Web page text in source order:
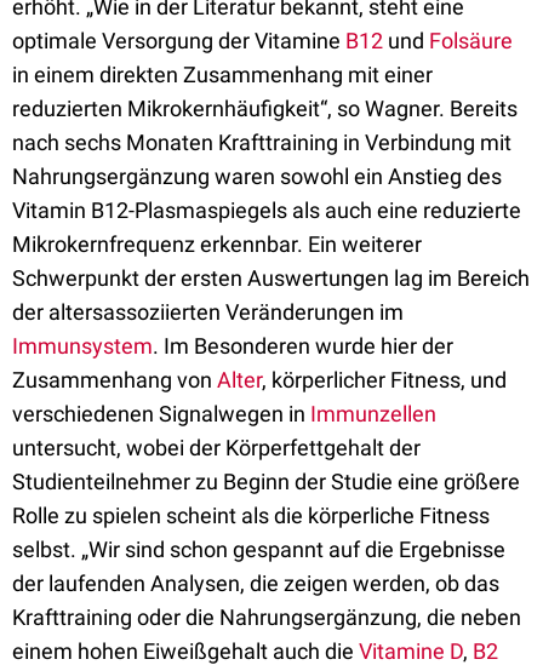
erhöht. „Wie in der Literatur bekannt, steht eine
optimale Versorgung der Vitamine B12 und Folsäure
in einem direkten Zusammenhang mit einer
reduzierten Mikrokernhäufigkeit“, so Wagner. Bereits
nach sechs Monaten Krafttraining in Verbindung mit
Nahrungsergänzung waren sowohl ein Anstieg des
Vitamin B12-Plasmaspiegels als auch eine reduzierte
Mikrokernfrequenz erkennbar. Ein weiterer
Schwerpunkt der ersten Auswertungen lag im Bereich
der altersassoziierten Veränderungen im
Immunsystem. Im Besonderen wurde hier der
Zusammenhang von Alter, körperlicher Fitness, und
verschiedenen Signalwegen in Immunzellen
untersucht, wobei der Körperfettgehalt der
Studienteilnehmer zu Beginn der Studie eine größere
Rolle zu spielen scheint als die körperliche Fitness
selbst. „Wir sind schon gespannt auf die Ergebnisse
der laufenden Analysen, die zeigen werden, ob das
Krafttraining oder die Nahrungsergänzung, die neben
einem hohen Eiweißgehalt auch die Vitamine D, B2